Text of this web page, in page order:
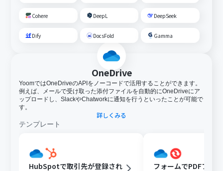
オペレーション数が5つを越えるフローボットは、パーソ
場合はフローボットが起動しないため、ご注意くださ
Microsoft Excelのデータベースを操作するオペレーショ
【Excel】データベースを操作する
オペレーションの設定に関して」をご参照ください。
フォーム機能はミニプラン以上でご利用いただけるアプ
リとなっております。フリープラン・パーソナルプランの
場合は設定しているフローボットのオペレーションやデ
ータコネクトはエラーとなりますので、ご注意ください。
パーソナルプラン・ミニプラン・チームプラン・サクセス
リを使用することができます。
Cohere DeepL DeepSeek
Dify DocsFold Gamma
OneDrive
YoomではOneDriveのAPIをノーコードで活用することができます。
例えば、メールで受け取った添付ファイルを自動的にOneDriveにア
ップロードし、SlackやChatworkに通知を行うといったことが可能で
す。
詳しくみる
テンプレート
HubSpotで取引先が登録され フォームでPDFファ